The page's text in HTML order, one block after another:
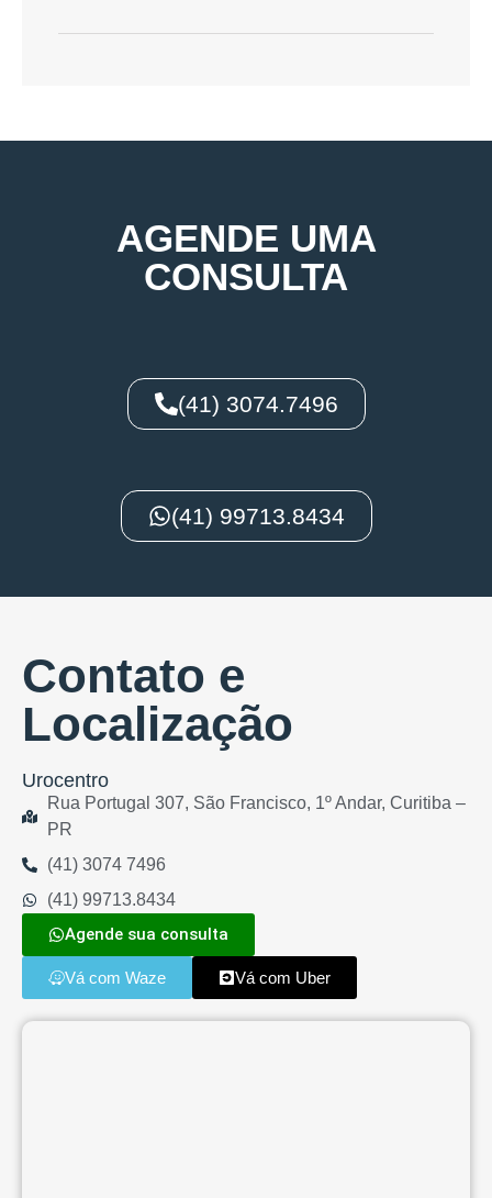
AGENDE UMA
CONSULTA
(41) 3074.7496
(41) 99713.8434
Contato e
Localização
Urocentro
Rua Portugal 307, São Francisco, 1º Andar, Curitiba –
PR
(41) 3074 7496
(41) 99713.8434
Agende sua consulta
Vá com Waze Vá com Uber